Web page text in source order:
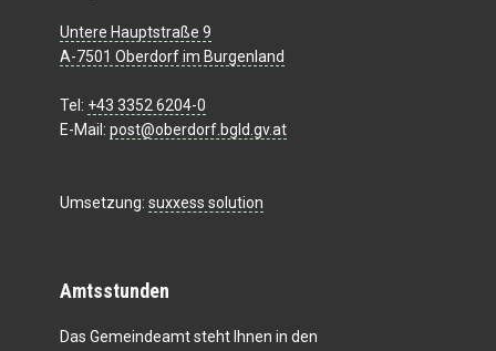
Untere Hauptstraße 9
A-7501 Oberdorf im Burgenland
Tel: +43 3352 6204-0
E-Mail: post@oberdorf.bgld.gv.at
Umsetzung: suxxess solution
Amtsstunden
Das Gemeindeamt steht Ihnen in den